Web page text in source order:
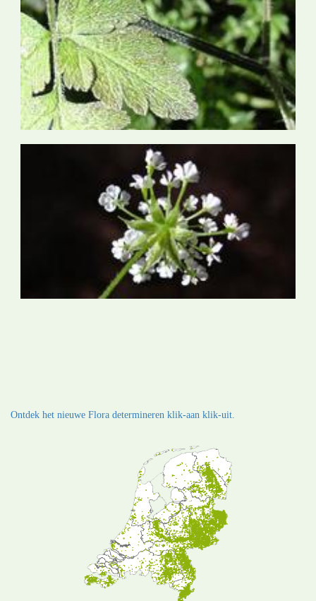
Ontdek het nieuwe Flora determineren klik-aan klik-uit.